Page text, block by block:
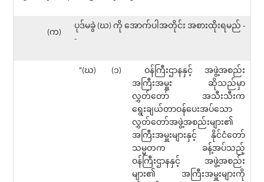
(က)
ပုဒ်မခွဲ (ဃ) ကို အောက်ပါအတိုင်း အစားထိုးရမည် -
-
“(ဃ) (၁)
ဝန်ကြီးဌာနနှင့် အဖွဲ့အစည်း
အကြီးအမှူး ဆိုသည်မှာ
လွှတ်တော် အသီးသီးက
ရွေးချယ်တာဝန်ပေးအပ်သော
လွှတ်တော်အဖွဲ့အစည်းများ၏
အကြီးအမှူးများနှင့် နိုင်ငံတော်
သမ္မတက ခန့်အပ်သည့်
ဝန်ကြီးဌာနနှင့် အဖွဲ့အစည်း
များ၏ အကြီးအမှူးများကို